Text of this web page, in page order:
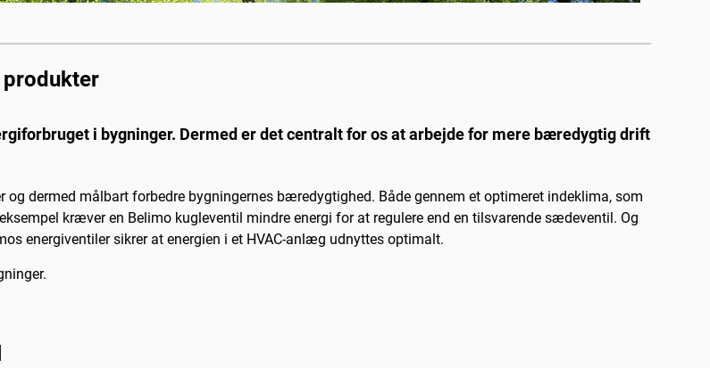
i bygninger. Dermed er det centralt for os at arbejde for mere bæredygtig drift
og dermed målbart forbedre bygningernes bæredygtighed. Både gennem et optimeret indeklima, som
kræver en Belimo kugleventil mindre energi for at regulere end en tilsvarende sædeventil. Og
energiventiler sikrer at energien i et HVAC-anlæg udnyttes optimalt.